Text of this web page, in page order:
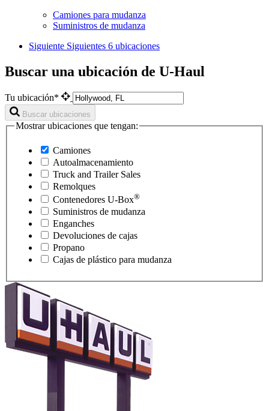
Camiones para mudanza
Suministros de mudanza
Siguiente Siguientes 6 ubicaciones
Buscar una ubicación de U-Haul
Tu ubicación*
Buscar ubicaciones
Mostrar ubicaciones que tengan:
Camiones
Autoalmacenamiento
Truck and Trailer Sales
Remolques
Contenedores U-Box®
Suministros de mudanza
Enganches
Devoluciones de cajas
Propano
Cajas de plástico para mudanza